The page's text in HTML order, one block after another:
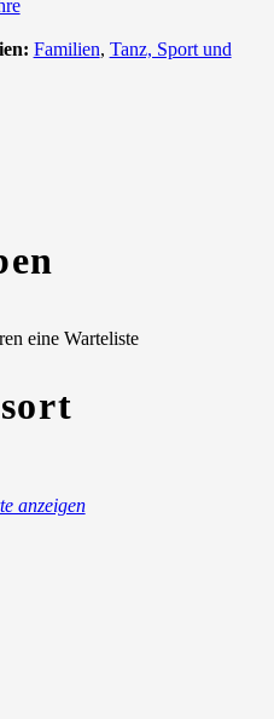
Familien, Tanz, Sport und
eine Warteliste
anzeigen